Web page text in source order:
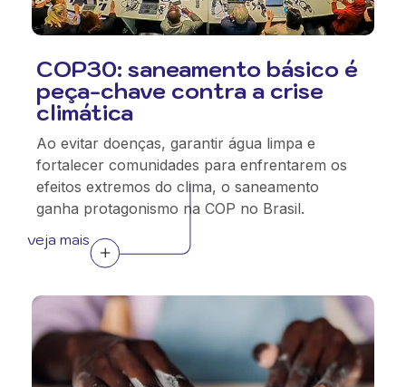
COP30: saneamento básico é
peça-chave contra a crise
climática
Ao evitar doenças, garantir água limpa e
fortalecer comunidades para enfrentarem os
efeitos extremos do clima, o saneamento
ganha protagonismo na COP no Brasil.
veja mais